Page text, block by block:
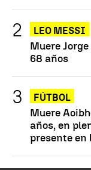
LEO MESSI
Muere
68 años
FÚTBOL
Muere
años, en
presente en